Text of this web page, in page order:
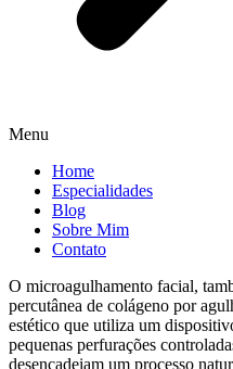
Menu
Home
Especialidades
Blog
Sobre Mim
Contato
O microagulhamento facial,
percutânea de colágeno por
estético que utiliza um
pequenas perfurações
desencadeiam um processo